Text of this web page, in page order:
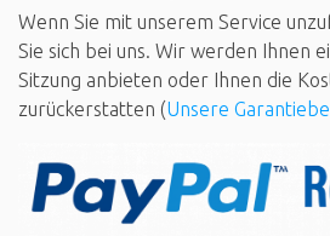
Wenn Sie mit unserem Service
Sie sich bei uns. Wir werden Ihnen
Sitzung anbieten oder Ihnen die
zurückerstatten (Unsere